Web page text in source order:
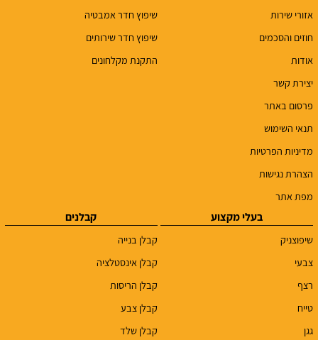
אזורי שירות
חוזים והסכמים
אודות
יצירת קשר
פרסום באתר
תנאי השימוש
מדיניות הפרטיות
הצהרת נגישות
מפת אתר
שיפוץ חדר אמבטיה
שיפוץ חדר שירותים
התקנת מקלחונים
בעלי מקצוע
שיפוצניק
צבעי
רצף
טייח
גגן
קבלנים
קבלן בנייה
קבלן אינסטלציה
קבלן הריסות
קבלן צבע
קבלן שלד